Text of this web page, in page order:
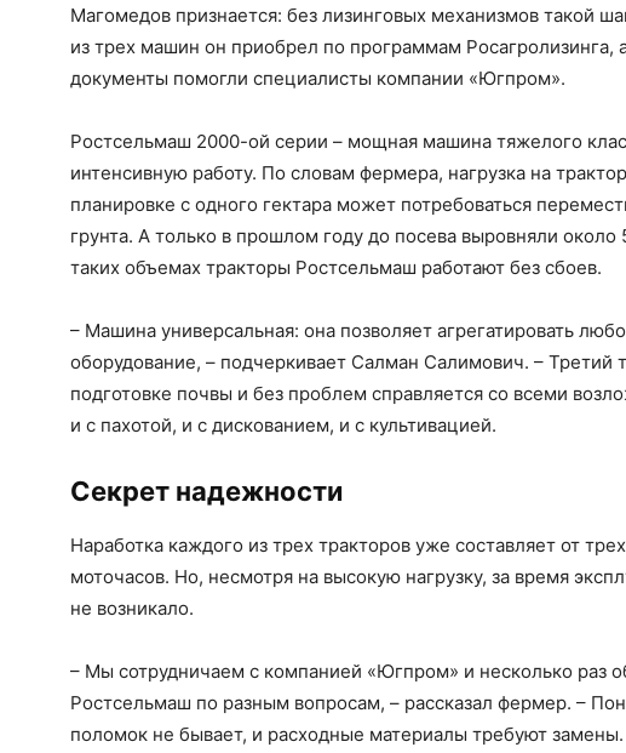
Магомедов признается: без лизинговых механизмов такой
из трех машин он приобрел по программам Росагролизинга,
документы помогли специалисты компании «Югпром».
Ростсельмаш 2000-ой серии – мощная машина тяжелого
интенсивную работу. По словам фермера, нагрузка на
планировке с одного гектара может потребоваться
грунта. А только в прошлом году до посева выровняли
таких объемах тракторы Ростсельмаш работают без сбоев.
– Машина универсальная: она позволяет агрегатировать
оборудование, – подчеркивает Салман Салимович. – Третий
подготовке почвы и без проблем справляется со всеми
и с пахотой, и с дискованием, и с культивацией.
Секрет надежности
Наработка каждого из трех тракторов уже составляет от
моточасов. Но, несмотря на высокую нагрузку, за время
не возникало.
– Мы сотрудничаем с компанией «Югпром» и несколько раз
Ростсельмаш по разным вопросам, – рассказал фермер. –
поломок не бывает, и расходные материалы требуют